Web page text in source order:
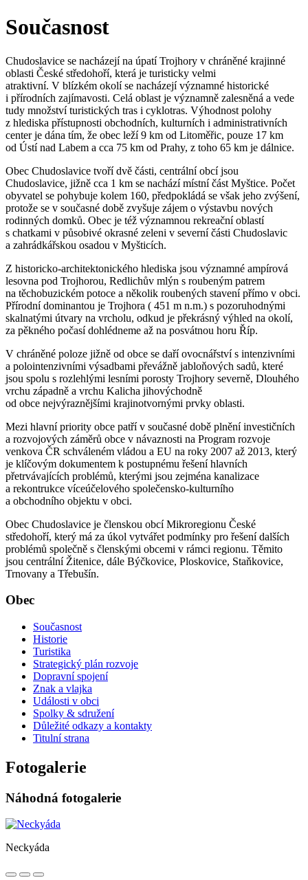
Současnost
Chudoslavice se nacházejí na úpatí Trojhory v chráněné krajinné
oblasti České středohoří, která je turisticky velmi
atraktivní. V blízkém okolí se nacházejí významné historické
i přírodních zajímavosti. Celá oblast je významně zalesněná a vede
tudy množství turistických tras i cyklotras. Výhodnost polohy
z hlediska přístupnosti obchodních, kulturních i administrativních
center je dána tím, že obec leží 9 km od Litoměřic, pouze 17 km
od Ústí nad Labem a cca 75 km od Prahy, z toho 65 km je dálnice.
Obec Chudoslavice tvoří dvě části, centrální obcí jsou
Chudoslavice, jižně cca 1 km se nachází místní část Myštice. Počet
obyvatel se pohybuje kolem 160, předpokládá se však jeho zvýšení,
protože se v současné době zvyšuje zájem o výstavbu nových
rodinných domků. Obec je též významnou rekreační oblastí
s chatkami v působivé okrasné zeleni v severní části Chudoslavic
a zahrádkářskou osadou v Myšticích.
Z historicko-architektonického hlediska jsou významné ampírová
lesovna pod Trojhorou, Redlichův mlýn s roubeným patrem
na těchobuzickém potoce a několik roubených stavení přímo v obci.
Přírodní dominantou je Trojhora ( 451 m n.m.) s pozoruhodnými
skalnatými útvary na vrcholu, odkud je překrásný výhled na okolí,
za pěkného počasí dohlédneme až na posvátnou horu Říp.
V chráněné poloze jižně od obce se daří ovocnářství s intenzivními
a polointenzivními výsadbami převážně jabloňových sadů, které
jsou spolu s rozlehlými lesními porosty Trojhory severně, Dlouhého
vrchu západně a vrchu Kalicha jihovýchodně
od obce nejvýraznějšími krajinotvornými prvky oblasti.
Mezi hlavní priority obce patří v současné době plnění investičních
a rozvojových záměrů obce v návaznosti na Program rozvoje
venkova ČR schváleném vládou a EU na roky 2007 až 2013, který
je klíčovým dokumentem k postupnému řešení hlavních
přetrvávajících problémů, kterými jsou zejména kanalizace
a rekontrukce víceúčelového společensko-kulturního
a obchodního objektu v obci.
Obec Chudoslavice je členskou obcí Mikroregionu České
středohoří, který má za úkol vytvářet podmínky pro řešení dalších
problémů společně s členskými obcemi v rámci regionu. Těmito
jsou centrální Žitenice, dále Býčkovice, Ploskovice, Staňkovice,
Trnovany a Třebušín.
Obec
Současnost
Historie
Turistika
Strategický plán rozvoje
Dopravní spojení
Znak a vlajka
Události v obci
Spolky & sdružení
Důležité odkazy a kontakty
Titulní strana
Fotogalerie
Náhodná fotogalerie
Neckyáda